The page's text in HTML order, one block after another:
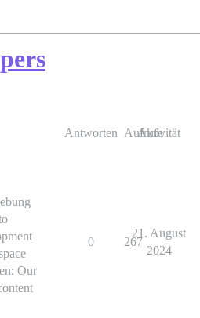
Antworten Aufrufe
Aktivität
Our
0 267
21. August
2024